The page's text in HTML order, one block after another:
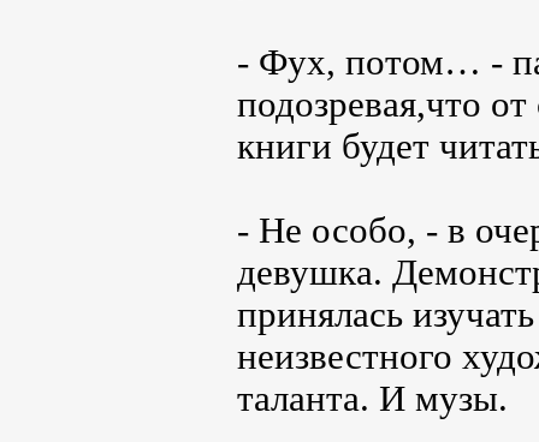
- Фух, потом… -
подозревая,что
книги будет
- Не особо, - в
девушка.
принялась
неизвестного
таланта. И музы.